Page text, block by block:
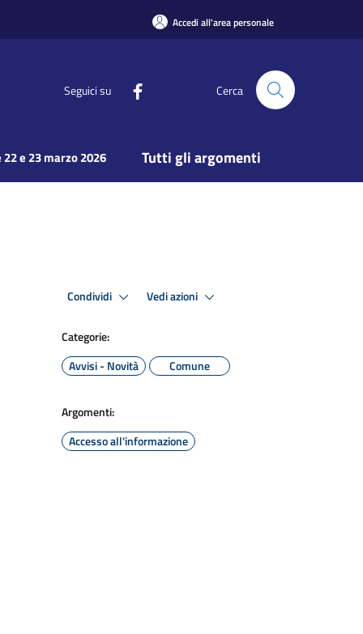
Accedi all'area personale
Seguici su Cerca
e 23 marzo 2026 Tutti gli argomenti
Condividi Vedi azioni
Categorie:
Avvisi - Novità
Comune
Argomenti:
Accesso all'informazione